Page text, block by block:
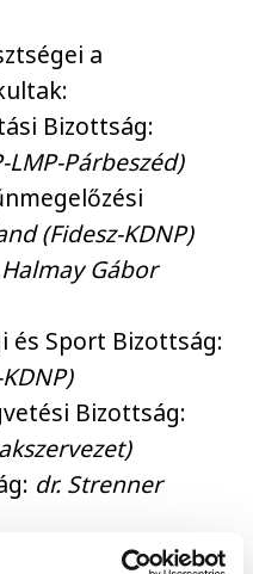
a
Bizottság:
LMP-Párbeszéd)
(Fidesz-KDNP)
Halmay Gábor
és Sport Bizottság:
Bizottság:
dr. Strenner